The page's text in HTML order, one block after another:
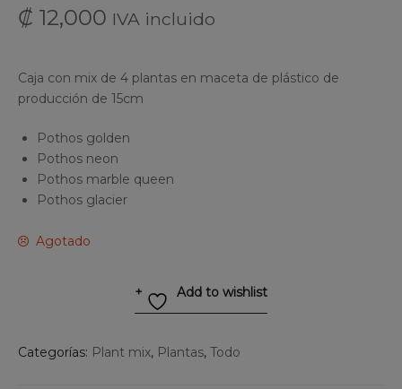
₡ 12,000 IVA incluido
Caja con mix de 4 plantas en maceta de plástico de
producción de 15cm
Pothos golden
Pothos neon
Pothos marble queen
Pothos glacier
Agotado
Add to wishlist
Categorías: Plant mix, Plantas, Todo